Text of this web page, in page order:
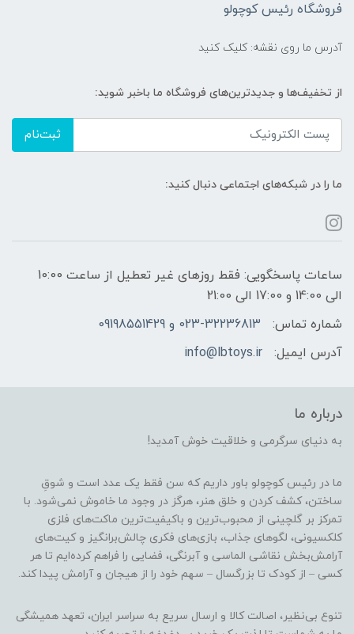
فروشگاه رئیس کوچولو
آدرس ما روی نقشه: کلیک کنید
از تخفیف‌ها و جدیدترین‌های فروشگاه ما باخبر شوید:
ثبت‌نام
ما را در شبکه‌های اجتماعی دنبال کنید:
ساعات پاسخگویی: فقط روزهای غیر تعطیل از ساعت 10:00
الی 14:00 و 17:00 الی 21:00
شماره تماس:
023-32236813 و 09198551429
آدرس ایمیل:
info@lbtoys.ir
درباره ما
به دنیای سرگرمی و خلاقیت خوش آمدید!
ما در رئیس کوچولو باور داریم که سن فقط یک عدد است و شوقِ
ساختن، کشف کردن و خلق هنر، هرگز در وجود ما خاموش نمی‌شود. با
تمرکز بر گلچینی از محبوب‌ترین و باکیفیت‌ترین ماکت‌های فلزی
کلکسیونی، لگوهای جذاب، بازی‌های فکری چالش‌برانگیز و کیت‌های
آرامش‌بخش نقاشی الماسی و آبرنگی، فضایی را فراهم کرده‌ایم تا هر
کسی – از کودک تا بزرگسال – سهم خود را از هیجان و آرامش پیدا کند.
تنوع بی‌نظیر، اصالت کالا و ارسال سریع به سراسر ایران، تعهد همیشگی